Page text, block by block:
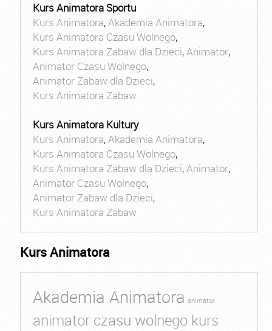
Kurs Animatora Sportu
Kurs Animatora,Akademia Animatora,
Kurs Animatora Czasu Wolnego,
Kurs Animatora Zabaw dla Dzieci,Animator,
Animator Czasu Wolnego,
Animator Zabaw dla Dzieci,
Kurs Animatora Zabaw
Kurs Animatora Kultury
Kurs Animatora,Akademia Animatora,
Kurs Animatora Czasu Wolnego,
Kurs Animatora Zabaw dla Dzieci,Animator,
Animator Czasu Wolnego,
Animator Zabaw dla Dzieci,
Kurs Animatora Zabaw
Kurs Animatora
Akademia Animatora animator
animator czasu wolnego kurs